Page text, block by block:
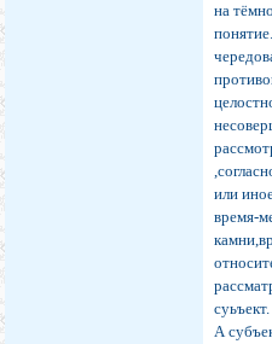
на
или
время-
суьъект.
А